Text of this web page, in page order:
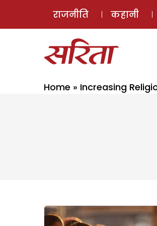
राजनीति कहानी
Home » Increasing